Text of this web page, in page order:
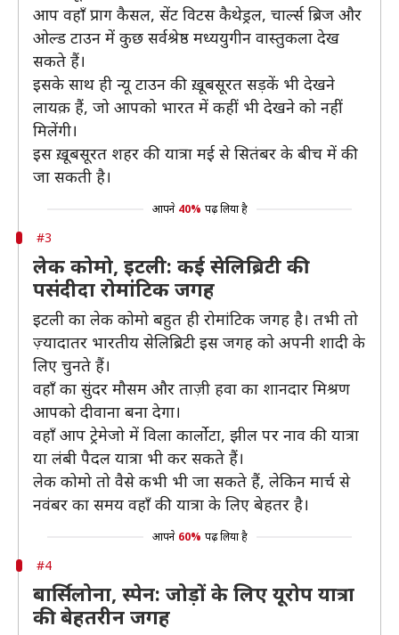
आप वहाँ प्राग कैसल, सेंट विटस कैथेड्रल, चार्ल्स ब्रिज और
ओल्ड टाउन में कुछ सर्वश्रेष्ठ मध्ययुगीन वास्तुकला देख
सकते हैं।
इसके साथ ही न्यू टाउन की ख़ूबसूरत सड़कें भी देखने
लायक़ हैं, जो आपको भारत में कहीं भी देखने को नहीं
मिलेंगी।
इस ख़ूबसूरत शहर की यात्रा मई से सितंबर के बीच में की
जा सकती है।
आपने 40% पढ़ लिया है
#3
लेक कोमो, इटली: कई सेलिब्रिटी की
पसंदीदा रोमांटिक जगह
इटली का लेक कोमो बहुत ही रोमांटिक जगह है। तभी तो
ज़्यादातर भारतीय सेलिब्रिटी इस जगह को अपनी शादी के
लिए चुनते हैं।
वहाँ का सुंदर मौसम और ताज़ी हवा का शानदार मिश्रण
आपको दीवाना बना देगा।
वहाँ आप ट्रेमेजो में विला कार्लोटा, झील पर नाव की यात्रा
या लंबी पैदल यात्रा भी कर सकते हैं।
लेक कोमो तो वैसे कभी भी जा सकते हैं, लेकिन मार्च से
नवंबर का समय वहाँ की यात्रा के लिए बेहतर है।
आपने 60% पढ़ लिया है
#4
बार्सिलोना, स्पेन: जोड़ों के लिए यूरोप यात्रा
की बेहतरीन जगह